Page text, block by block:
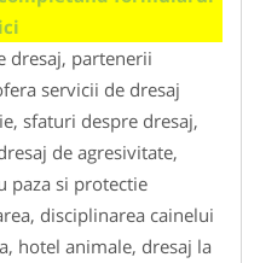
dresaj, partenerii
servicii de dresaj
sfaturi despre dresaj,
de agresivitate,
paza si protectie
disciplinarea cainelui
hotel animale, dresaj la